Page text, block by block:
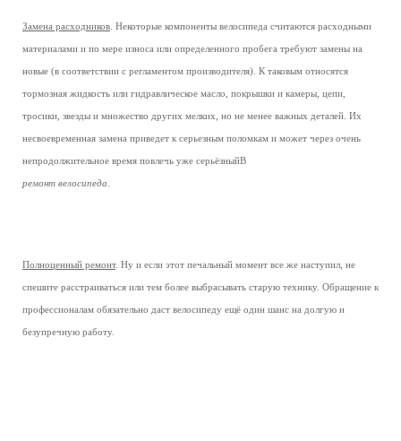
Замена расходников . Некоторые компоненты велосипеда считаются расходными
материалами и по мере износа или определенного пробега требуют замены на
новые (в соответствии с регламентом производителя). К таковым относятся
тормозная жидкость или гидравлическое масло, покрышки и камеры, цепи,
тросики, звезды и множество других мелких, но не менее важных деталей. Их
несвоевременная замена приведет к серьезным поломкам и может через очень
непродолжительное время повлечь уже серьёзныйВ
ремонт велосипеда
Полноценный ремонт. Ну и если этот печальный момент все же наступил, не
спешите расстраиваться или тем более выбрасывать старую технику. Обращение к
профессионалам обязательно даст велосипеду ещё один шанс на долгую и
безупречную работу.